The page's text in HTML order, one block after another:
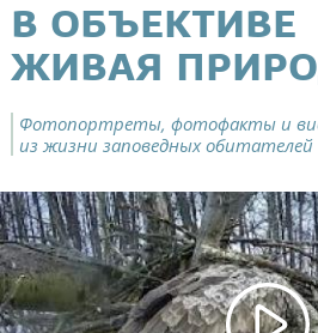
В ОБЪЕКТИВЕ
ЖИВАЯ
Фотопортреты, фотофакты и
из жизни заповедных обитателей